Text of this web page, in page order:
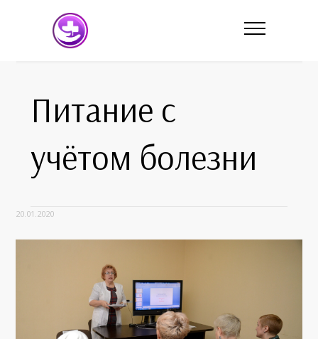
Питание с
учётом болезни
20.01.2020